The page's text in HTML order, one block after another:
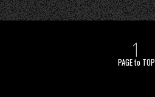
PAGE to TOP